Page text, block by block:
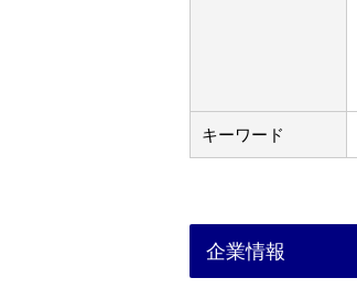
キーワード
企業情報